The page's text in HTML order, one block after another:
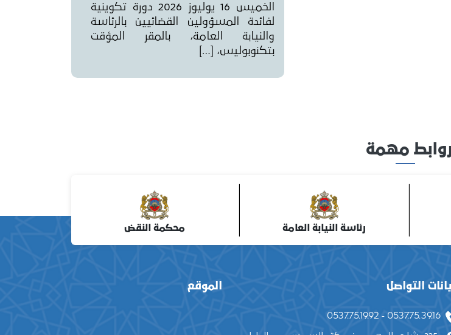
الخميس 16 يوليوز 2026 دورة تكوينية
لفائدة المسؤولين القضائيين بالرئاسة
والنيابة العامة، بالمقر المؤقت
بتكنوبوليس، […]
مهمة
رئاسة النيابة العامة محكمة النقض
التواصل
0537.75.39.16 - 0537.75.19.92
الموقع